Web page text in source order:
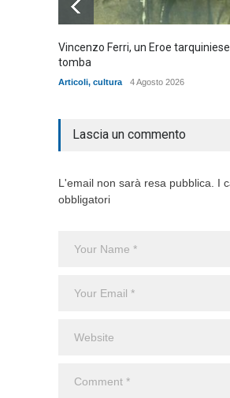
Vincenzo Ferri, un Eroe
tomba
Articoli, cultura 4 Agosto 2026
Lascia un commento
L'email non sarà resa pubblica. I
obbligatori